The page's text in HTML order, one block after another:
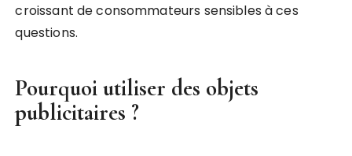
croissant de consommateurs sensibles à ces
questions.
Pourquoi utiliser des objets
publicitaires ?